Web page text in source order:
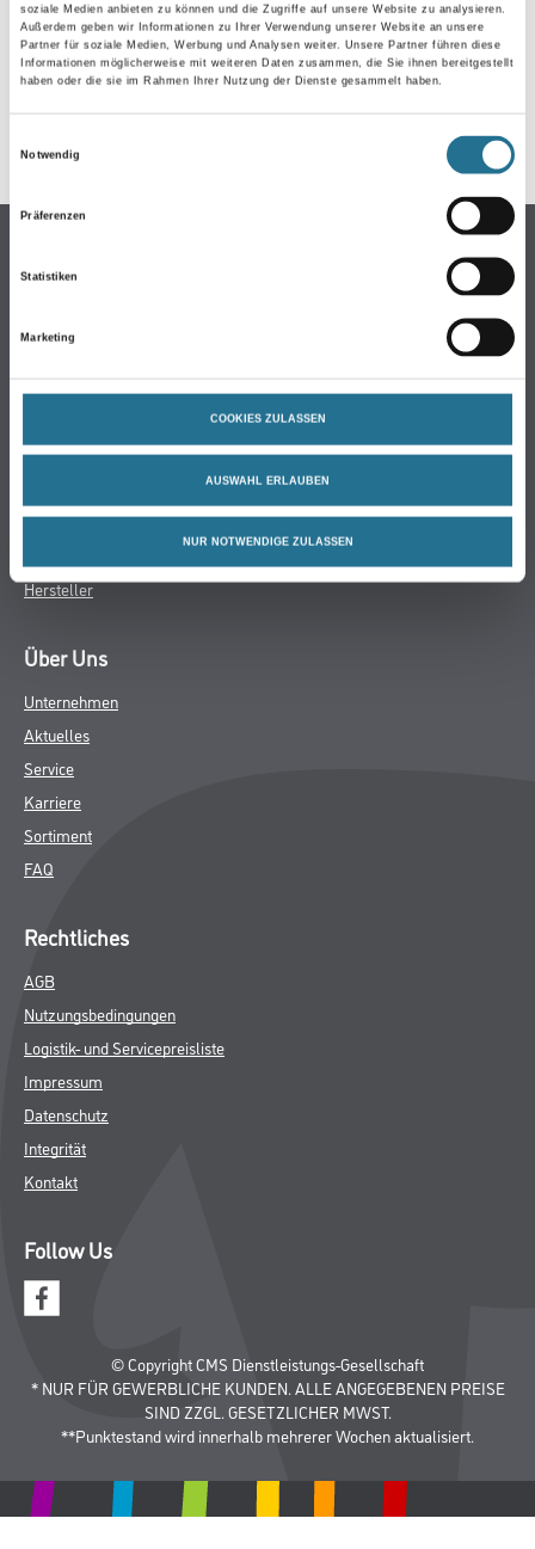
soziale Medien anbieten zu können und die Zugriffe auf unsere Website zu analysieren.
Außerdem geben wir Informationen zu Ihrer Verwendung unserer Website an unsere
Partner für soziale Medien, Werbung und Analysen weiter. Unsere Partner führen diese
Informationen möglicherweise mit weiteren Daten zusammen, die Sie ihnen bereitgestellt
haben oder die sie im Rahmen Ihrer Nutzung der Dienste gesammelt haben.
Notwendig
Präferenzen
Statistiken
Marketing
COOKIES ZULASSEN
AUSWAHL ERLAUBEN
NUR NOTWENDIGE ZULASSEN
GEFAHRENHINWEISE
DATENBLÄTTER
Farbe
Putze & Spachtelmassen
Wand- & Deckenbeläge
Verbrauchsmaterialien
Hersteller
Über Uns
Unternehmen
Aktuelles
Service
Karriere
Sortiment
FAQ
Rechtliches
AGB
Nutzungsbedingungen
Logistik- und Servicepreisliste
Impressum
Datenschutz
Integrität
Kontakt
Follow Us
© Copyright CMS Dienstleistungs-Gesellschaft
* NUR FÜR GEWERBLICHE KUNDEN. ALLE ANGEGEBENEN PREISE
SIND ZZGL. GESETZLICHER MWST.
**Punktestand wird innerhalb mehrerer Wochen aktualisiert.